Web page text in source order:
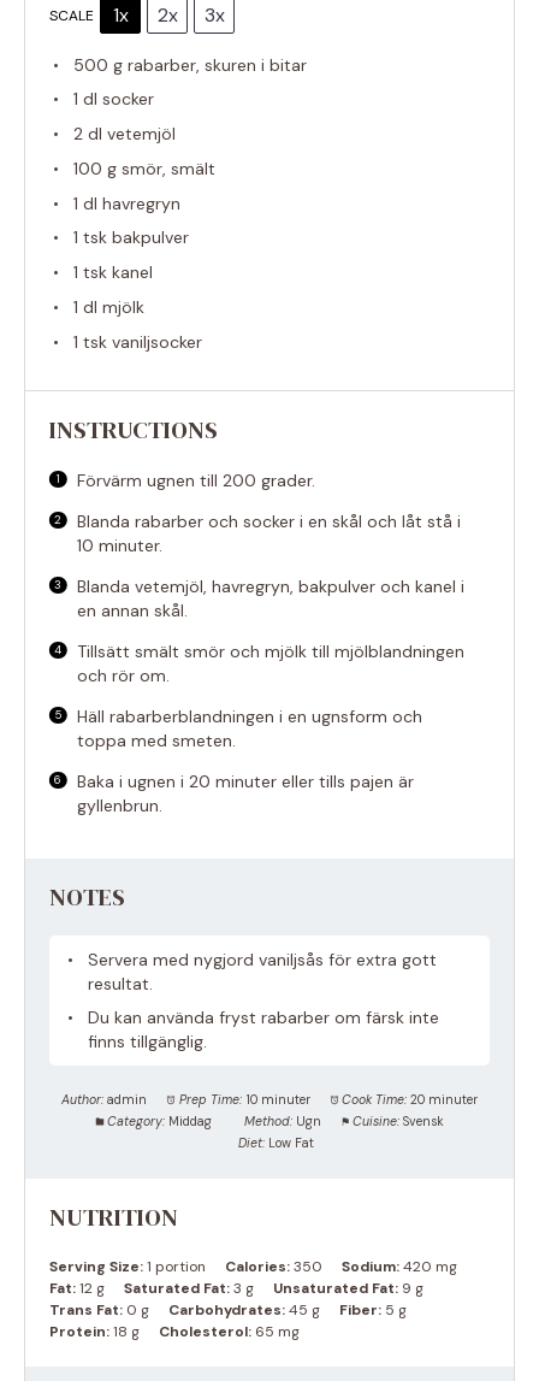
SCALE 1x 2x 3x
500 g rabarber, skuren i bitar
1 dl socker
2 dl vetemjöl
100 g smör, smält
1 dl havregryn
1 tsk bakpulver
1 tsk kanel
1 dl mjölk
1 tsk vaniljsocker
INSTRUCTIONS
Förvärm ugnen till 200 grader.
Blanda rabarber och socker i en skål och låt stå i
10 minuter.
Blanda vetemjöl, havregryn, bakpulver och kanel i
en annan skål.
Tillsätt smält smör och mjölk till mjölblandningen
och rör om.
Häll rabarberblandningen i en ugnsform och
toppa med smeten.
Baka i ugnen i 20 minuter eller tills pajen är
gyllenbrun.
NOTES
Servera med nygjord vaniljsås för extra gott
resultat.
Du kan använda fryst rabarber om färsk inte
finns tillgänglig.
Author: admin Prep Time: 10 minuter Cook Time: 20 minuter
Category: Middag Method: Ugn Cuisine: Svensk
Diet: Low Fat
NUTRITION
Serving Size:1 portion Calories:350 Sodium:420 mg
Fat:12 g Saturated Fat:3 g Unsaturated Fat: 9 g
Trans Fat: 0 g Carbohydrates:45 g Fiber: 5 g
Protein:18 g Cholesterol: 65 mg